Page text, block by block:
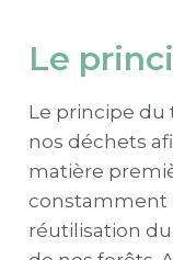
Le
Le principe du
nos déchets
matière
constamment
réutilisation